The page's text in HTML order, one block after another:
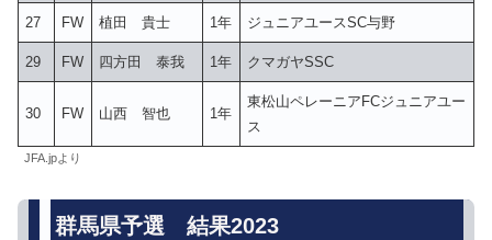
27 FW 植田 貴士 1年 ジュニアユースSC与野
29 FW 四方田 泰我 1年 クマガヤSSC
30 FW 山西 智也 1年
東松山ペレーニアFCジュニアユー
ス
JFA.jpより
群馬県予選 結果2023